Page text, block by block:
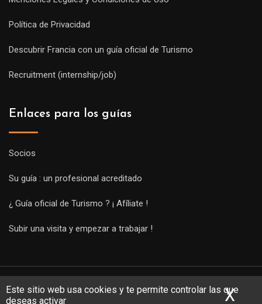
Este sitio web usa cookies y te permite controlar las que
deseas activar
X
Política de Privacidad
Descubrir Francia con un guía oficial de Turismo
Recruitment (internship/job)
Enlaces para los guías
Socios
Su guía : un profesional acreditado
¿ Guía oficial de Turismo ? ¡ Afíliate !
Subir una visita y empezar a trabajar !